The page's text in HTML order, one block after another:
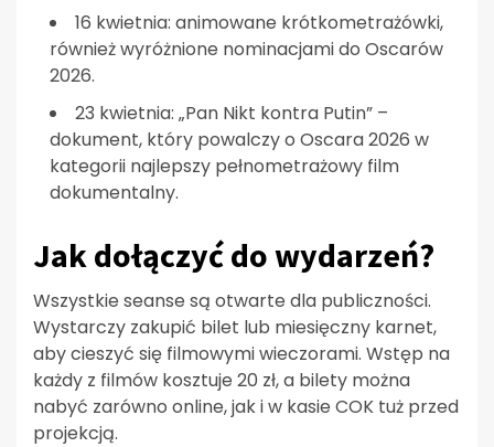
16 kwietnia: animowane krótkometrażówki,
również wyróżnione nominacjami do Oscarów
2026.
23 kwietnia: „Pan Nikt kontra Putin” –
dokument, który powalczy o Oscara 2026 w
kategorii najlepszy pełnometrażowy film
dokumentalny.
Jak dołączyć do wydarzeń?
Wszystkie seanse są otwarte dla publiczności.
Wystarczy zakupić bilet lub miesięczny karnet,
aby cieszyć się filmowymi wieczorami. Wstęp na
każdy z filmów kosztuje 20 zł, a bilety można
nabyć zarówno online, jak i w kasie COK tuż przed
projekcją.